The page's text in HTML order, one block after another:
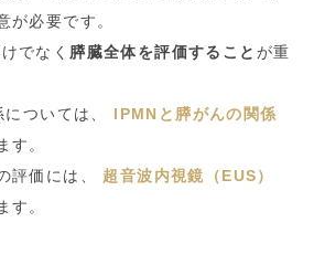
が必要です。
でなく 膵臓全体を評価すること が重
ついては、 IPMNと膵がんの関係
す。
評価には、 超音波内視鏡（EUS）
す。